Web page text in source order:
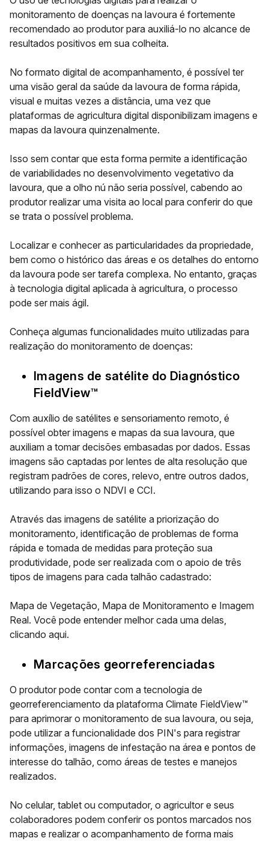
monitoramento de doenças na lavoura é fortemente
recomendado ao produtor para auxiliá-lo no alcance de
resultados positivos em sua colheita.
No formato digital de acompanhamento, é possível ter
uma visão geral da saúde da lavoura de forma rápida,
visual e muitas vezes a distância, uma vez que
plataformas de agricultura digital disponibilizam imagens e
mapas da lavoura quinzenalmente.
Isso sem contar que esta forma permite a identificação
de variabilidades no desenvolvimento vegetativo da
lavoura, que a olho nú não seria possível, cabendo ao
produtor realizar uma visita ao local para conferir do que
se trata o possível problema.
Localizar e conhecer as particularidades da propriedade,
bem como o histórico das áreas e os detalhes do entorno
da lavoura pode ser tarefa complexa. No entanto, graças
à tecnologia digital aplicada à agricultura, o processo
pode ser mais ágil.
Conheça algumas funcionalidades muito utilizadas para
realização do monitoramento de doenças:
Imagens de satélite do Diagnóstico
FieldView™
Com auxílio de satélites e sensoriamento remoto, é
possível obter imagens e mapas da sua lavoura, que
auxiliam a tomar decisões embasadas por dados. Essas
imagens são captadas por lentes de alta resolução que
registram padrões de cores, relevo, entre outros dados,
utilizando para isso o NDVI e CCI.
Através das imagens de satélite a priorização do
monitoramento, identificação de problemas de forma
rápida e tomada de medidas para proteção sua
produtividade, pode ser realizada com o apoio de três
tipos de imagens para cada talhão cadastrado:
Mapa de Vegetação, Mapa de Monitoramento e Imagem
Real. Você pode entender melhor cada uma delas,
clicando aqui.
Marcações georreferenciadas
O produtor pode contar com a tecnologia de
georreferenciamento da plataforma Climate FieldView™
para aprimorar o monitoramento de sua lavoura, ou seja,
pode utilizar a funcionalidade dos PIN's para registrar
informações, imagens de infestação na área e pontos de
interesse do talhão, como áreas de testes e manejos
realizados.
No celular, tablet ou computador, o agricultor e seus
colaboradores podem conferir os pontos marcados nos
mapas e realizar o acompanhamento de forma mais